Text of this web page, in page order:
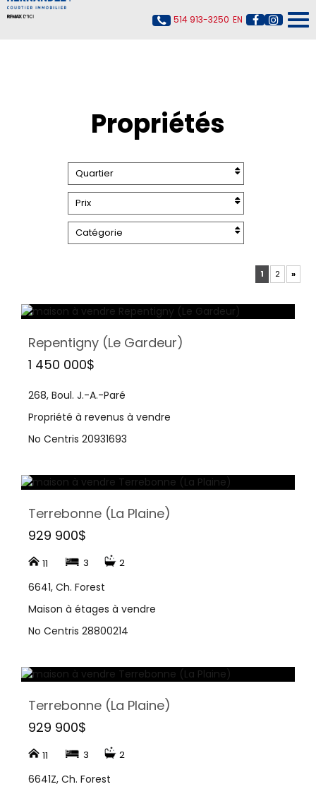
514 913-3250 EN
Propriétés
Quartier
Prix
Catégorie
1 2 »
Repentigny (Le Gardeur)
1 450 000$
268, Boul. J.-A.-Paré
Propriété à revenus à vendre
No Centris 20931693
Terrebonne (La Plaine)
929 900$
11 3 2
6641, Ch. Forest
Maison à étages à vendre
No Centris 28800214
Terrebonne (La Plaine)
929 900$
11 3 2
6641Z, Ch. Forest